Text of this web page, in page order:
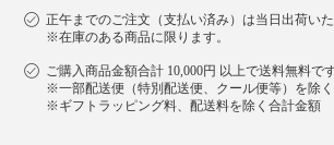
正午までのご注文（支払い済み）は当日出荷いた
※在庫のある商品に限ります。
ご購入商品金額合計 10,000円 以上で送料無料です
※一部配送便（特別配送便、クール便等）を除く
※ギフトラッピング料、配送料を除く合計金額